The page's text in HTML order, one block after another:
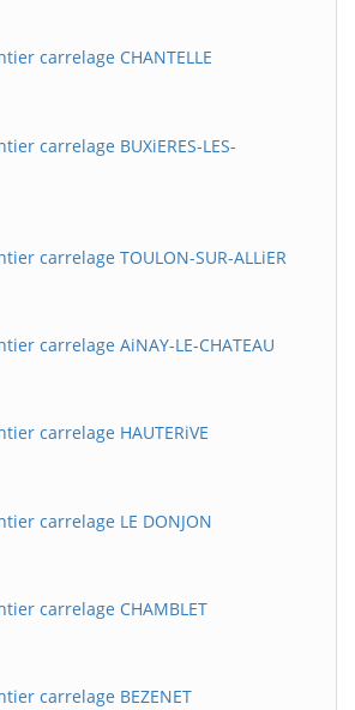
carrelage CHANTELLE
carrelage BUXiERES-LES-
carrelage TOULON-SUR-ALLiER
carrelage AiNAY-LE-CHATEAU
carrelage HAUTERiVE
carrelage LE DONJON
carrelage CHAMBLET
carrelage BEZENET